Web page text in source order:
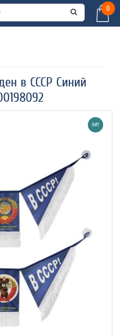
0
в СССР Синий
ХИТ